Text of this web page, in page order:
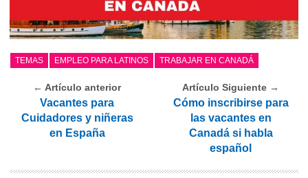
TEMAS EMPLEO PARA LATINOS TRABAJAR EN CANADÁ
← Artículo anterior
Vacantes para
Cuidadores y niñeras
en España
Artículo Siguiente →
Cómo inscribirse para
las vacantes en
Canadá si habla
español